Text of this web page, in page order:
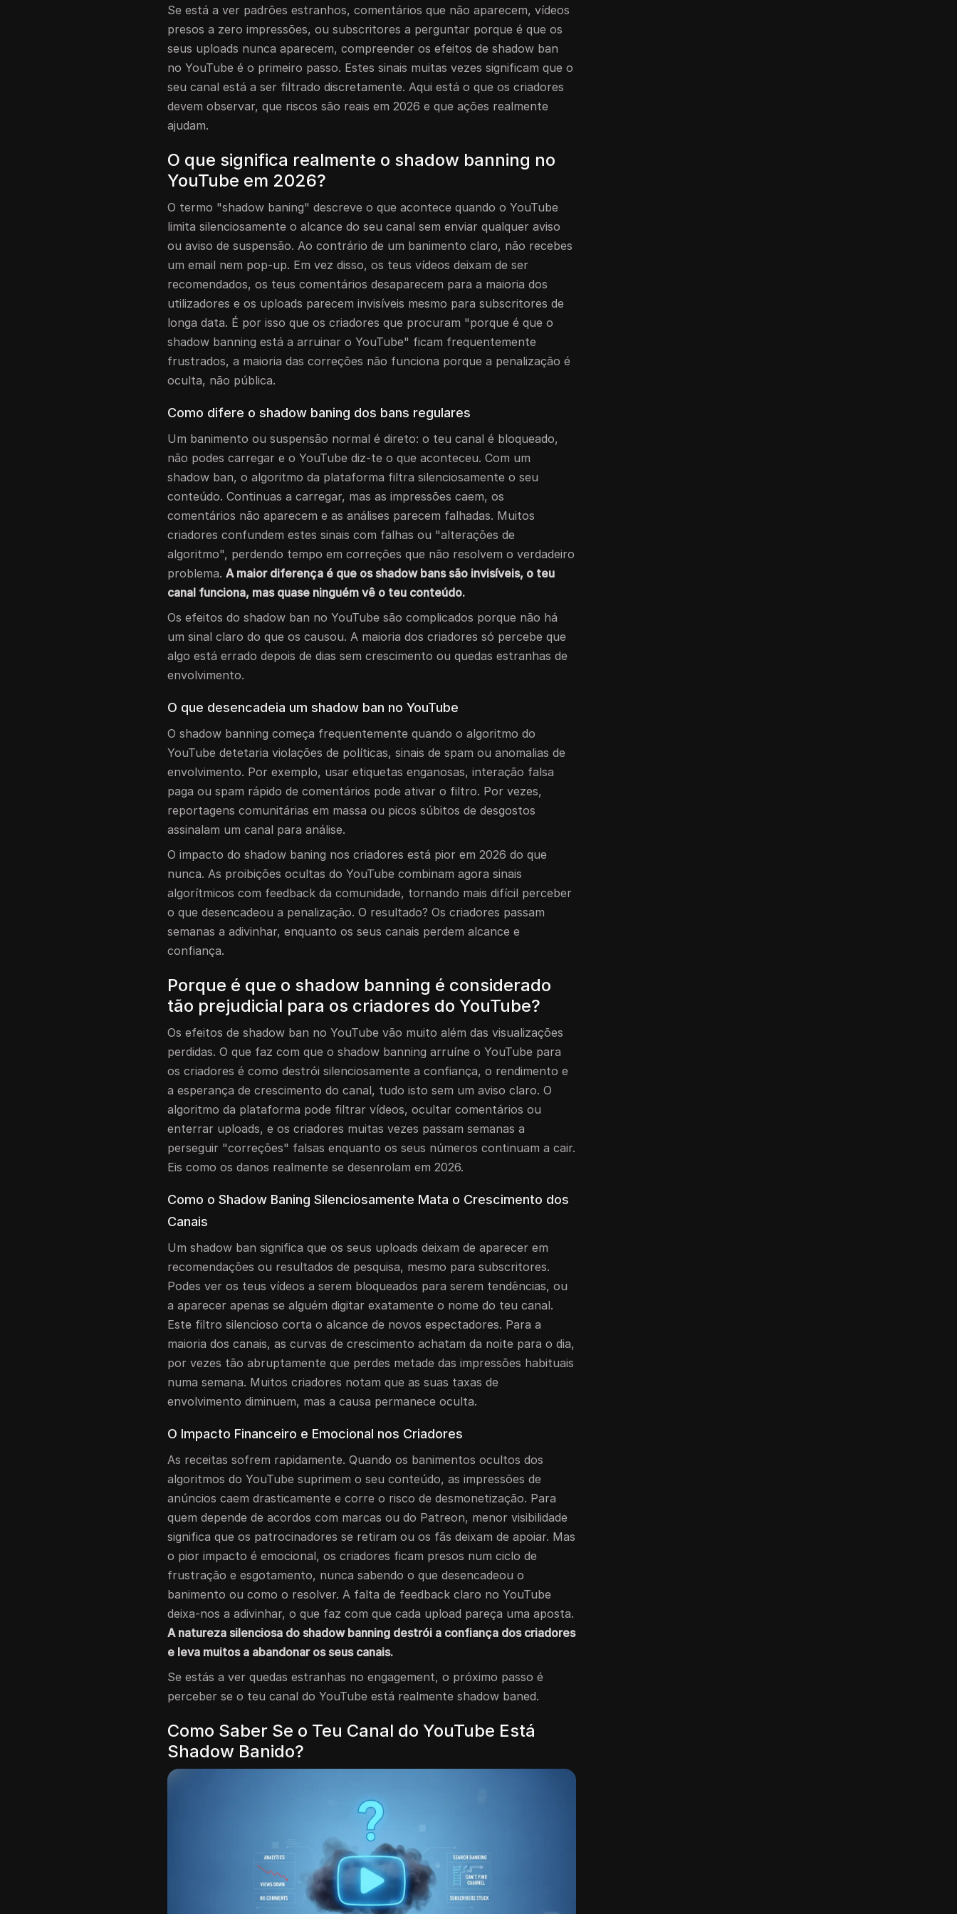
Se está a ver padrões estranhos, comentários que não aparecem, vídeos
presos a zero impressões, ou subscritores a perguntar porque é que os
seus uploads nunca aparecem, compreender os efeitos de shadow ban
no YouTube é o primeiro passo. Estes sinais muitas vezes significam que o
seu canal está a ser filtrado discretamente. Aqui está o que os criadores
devem observar, que riscos são reais em 2026 e que ações realmente
ajudam.
O que significa realmente o shadow banning no
YouTube em 2026?
O termo "shadow baning" descreve o que acontece quando o YouTube
limita silenciosamente o alcance do seu canal sem enviar qualquer aviso
ou aviso de suspensão. Ao contrário de um banimento claro, não recebes
um email nem pop-up. Em vez disso, os teus vídeos deixam de ser
recomendados, os teus comentários desaparecem para a maioria dos
utilizadores e os uploads parecem invisíveis mesmo para subscritores de
longa data. É por isso que os criadores que procuram "porque é que o
shadow banning está a arruinar o YouTube" ficam frequentemente
frustrados, a maioria das correções não funciona porque a penalização é
oculta, não pública.
Como difere o shadow baning dos bans regulares
Um banimento ou suspensão normal é direto: o teu canal é bloqueado,
não podes carregar e o YouTube diz-te o que aconteceu. Com um
shadow ban, o algoritmo da plataforma filtra silenciosamente o seu
conteúdo. Continuas a carregar, mas as impressões caem, os
comentários não aparecem e as análises parecem falhadas. Muitos
criadores confundem estes sinais com falhas ou "alterações de
algoritmo", perdendo tempo em correções que não resolvem o verdadeiro
problema.A maior diferença é que os shadow bans são invisíveis, o teu
canal funciona, mas quase ninguém vê o teu conteúdo.
Os efeitos do shadow ban no YouTube são complicados porque não há
um sinal claro do que os causou. A maioria dos criadores só percebe que
algo está errado depois de dias sem crescimento ou quedas estranhas de
envolvimento.
O que desencadeia um shadow ban no YouTube
O shadow banning começa frequentemente quando o algoritmo do
YouTube detetaria violações de políticas, sinais de spam ou anomalias de
envolvimento. Por exemplo, usar etiquetas enganosas, interação falsa
paga ou spam rápido de comentários pode ativar o filtro. Por vezes,
reportagens comunitárias em massa ou picos súbitos de desgostos
assinalam um canal para análise.
O impacto do shadow baning nos criadores está pior em 2026 do que
nunca. As proibições ocultas do YouTube combinam agora sinais
algorítmicos com feedback da comunidade, tornando mais difícil perceber
o que desencadeou a penalização. O resultado? Os criadores passam
semanas a adivinhar, enquanto os seus canais perdem alcance e
confiança.
Porque é que o shadow banning é considerado
tão prejudicial para os criadores do YouTube?
Os efeitos de shadow ban no YouTube vão muito além das visualizações
perdidas. O que faz com que o shadow banning arruíne o YouTube para
os criadores é como destrói silenciosamente a confiança, o rendimento e
a esperança de crescimento do canal, tudo isto sem um aviso claro. O
algoritmo da plataforma pode filtrar vídeos, ocultar comentários ou
enterrar uploads, e os criadores muitas vezes passam semanas a
perseguir "correções" falsas enquanto os seus números continuam a cair.
Eis como os danos realmente se desenrolam em 2026.
Como o Shadow Baning Silenciosamente Mata o Crescimento dos
Canais
Um shadow ban significa que os seus uploads deixam de aparecer em
recomendações ou resultados de pesquisa, mesmo para subscritores.
Podes ver os teus vídeos a serem bloqueados para serem tendências, ou
a aparecer apenas se alguém digitar exatamente o nome do teu canal.
Este filtro silencioso corta o alcance de novos espectadores. Para a
maioria dos canais, as curvas de crescimento achatam da noite para o dia,
por vezes tão abruptamente que perdes metade das impressões habituais
numa semana. Muitos criadores notam que as suas taxas de
envolvimento diminuem, mas a causa permanece oculta.
O Impacto Financeiro e Emocional nos Criadores
As receitas sofrem rapidamente. Quando os banimentos ocultos dos
algoritmos do YouTube suprimem o seu conteúdo, as impressões de
anúncios caem drasticamente e corre o risco de desmonetização. Para
quem depende de acordos com marcas ou do Patreon, menor visibilidade
significa que os patrocinadores se retiram ou os fãs deixam de apoiar. Mas
o pior impacto é emocional, os criadores ficam presos num ciclo de
frustração e esgotamento, nunca sabendo o que desencadeou o
banimento ou como o resolver. A falta de feedback claro no YouTube
deixa-nos a adivinhar, o que faz com que cada upload pareça uma aposta.
A natureza silenciosa do shadow banning destrói a confiança dos criadores
e leva muitos a abandonar os seus canais.
Se estás a ver quedas estranhas no engagement, o próximo passo é
perceber se o teu canal do YouTube está realmente shadow baned.
Como Saber Se o Teu Canal do YouTube Está
Shadow Banido?